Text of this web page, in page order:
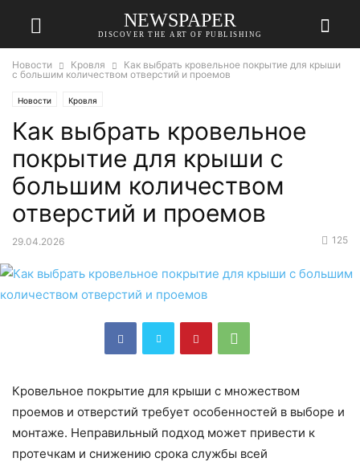
NEWSPAPER
DISCOVER THE ART OF PUBLISHING
Новости Кровля
Как выбрать кровельное покрытие для крыши
с большим количеством отверстий и проемов
Новости Кровля
Как выбрать кровельное
покрытие для крыши с
большим количеством
отверстий и проемов
29.04.2026 125
Кровельное покрытие для крыши с множеством
проемов и отверстий требует особенностей в выборе и
монтаже. Неправильный подход может привести к
протечкам и снижению срока службы всей